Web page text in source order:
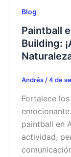
Blog
Paintball
Building:
Andrés/4 de
Fortalece
paintball en
actividad,